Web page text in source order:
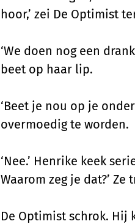
hoor,’ zei De Optimist
‘We doen nog een
beet op haar lip.
‘Beet je nou op je
overmoedig te worden.
‘Nee.’ Henrike keek
Waarom zeg je dat?’
De Optimist schrok. Hij